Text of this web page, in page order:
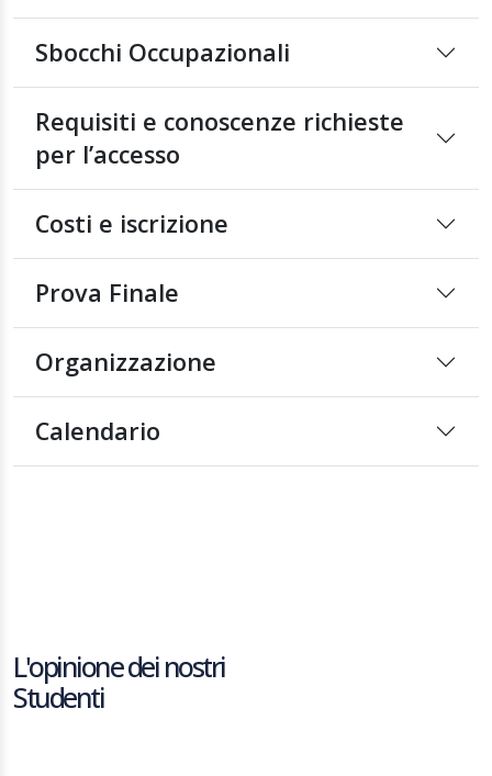
Sbocchi Occupazionali
Requisiti e conoscenze richieste
per l’accesso
Costi e iscrizione
Prova Finale
Organizzazione
Calendario
L'opinione dei nostri
Studenti